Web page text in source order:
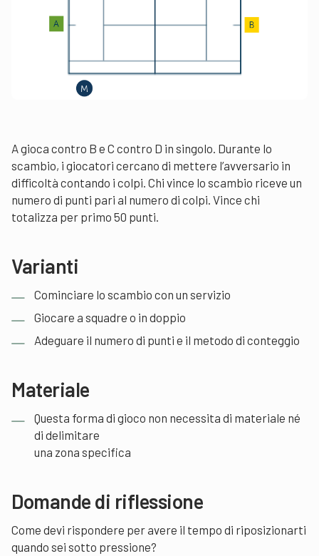
A gioca contro B e C contro D in singolo. Durante lo
scambio, i giocatori cercano di mettere l’avversario in
difficoltà contando i colpi. Chi vince lo scambio riceve un
numero di punti pari al numero di colpi. Vince chi
totalizza per primo 50 punti.
Varianti
Cominciare lo scambio con un servizio
Giocare a squadre o in doppio
Adeguare il numero di punti e il metodo di conteggio
Materiale
Questa forma di gioco non necessita di materiale né
di delimitare
una zona specifica
Domande di riflessione
Come devi rispondere per avere il tempo di riposizionarti
quando sei sotto pressione?